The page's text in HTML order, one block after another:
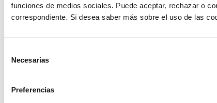
funciones de medios sociales. Puede aceptar, rechazar o
correspondiente. Si desea saber más sobre el uso de las
Necesarias
Preferencias
podemos
ayudarte?